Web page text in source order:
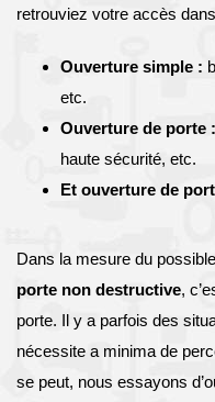
retrouviez votre accès
Ouverture simple :
etc.
Ouverture de porte :
haute sécurité, etc.
Et ouverture de
Dans la mesure du
porte non destructive,
porte. Il y a parfois des
nécessite a minima de
se peut, nous essayons